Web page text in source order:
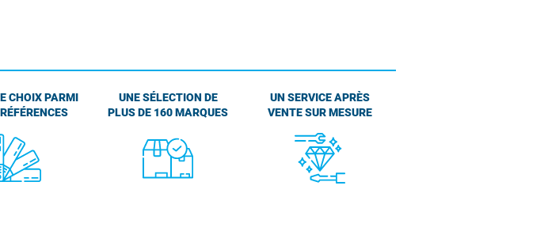
CHOIX PARMI
UNE SÉLECTION DE
PLUS DE 160 MARQUES
UN SERVICE APRÈS
VENTE SUR MESURE